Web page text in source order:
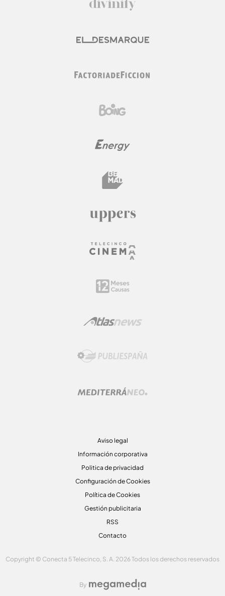
Aviso legal
Información corporativa
Politica de privacidad
Configuración de Cookies
Política de Cookies
Gestión publicitaria
RSS
Contacto
Copyright © Conecta 5 Telecinco, S. A. 2026 Todos los derechos reservados
By